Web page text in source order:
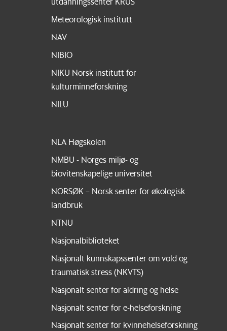
Meteorologisk institutt
NAV
NIBIO
NIKU Norsk institutt for
kulturminneforskning
NILU
NLA Høgskolen
NMBU - Norges miljø- og
biovitenskapelige universitet
NORSØK – Norsk senter for økologisk
landbruk
NTNU
Nasjonalbiblioteket
Nasjonalt kunnskapssenter om vold og
traumatisk stress (NKVTS)
Nasjonalt senter for aldring og helse
Nasjonalt senter for e-helseforskning
Nasjonalt senter for kvinnehelseforskning